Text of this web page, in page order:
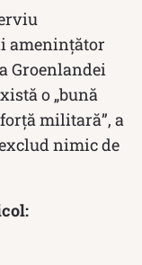
amenințător
Groenlandei
o „bună
militară”, a
nimic de